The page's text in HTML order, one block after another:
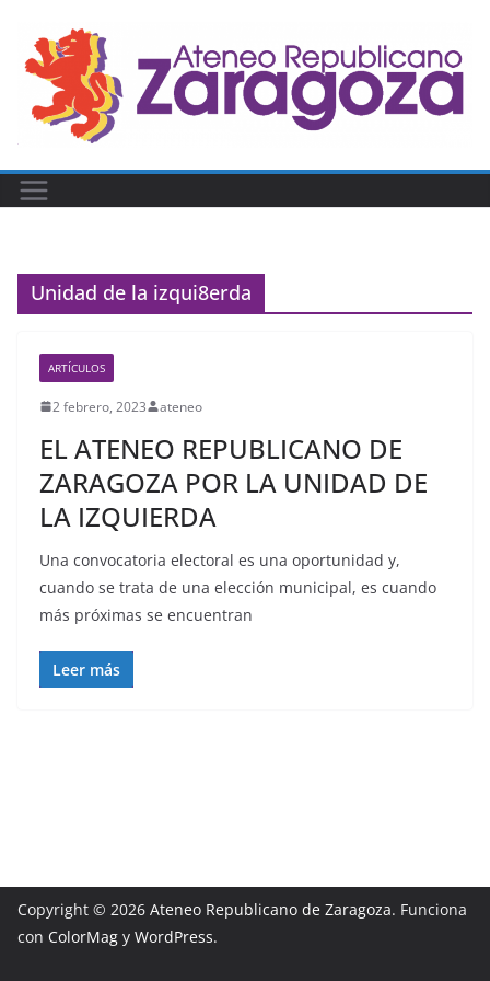
contenido
Unidad de la izqui8erda
ARTÍCULOS
2 febrero, 2023 ateneo
EL ATENEO REPUBLICANO DE
ZARAGOZA POR LA UNIDAD DE
LA IZQUIERDA
Una convocatoria electoral es una oportunidad y,
cuando se trata de una elección municipal, es cuando
más próximas se encuentran
Leer más
Copyright © 2026 Ateneo Republicano de Zaragoza. Funciona
con ColorMag y WordPress.